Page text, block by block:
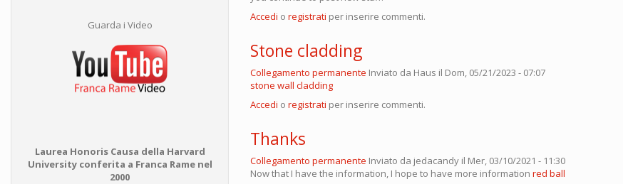
Guarda i Video
Laurea Honoris Causa della Harvard
University conferita a Franca Rame nel
2000
Accedi o registrati per inserire commenti.
Stone cladding
Collegamento permanente Inviato da Haus il Dom, 05/21/2023 - 07:07
stone wall cladding
Accedi o registrati per inserire commenti.
Thanks
Collegamento permanente Inviato da jedacandy il Mer, 03/10/2021 - 11:30
Now that I have the information, I hope to have more information red ball